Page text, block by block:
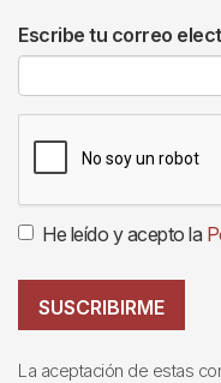
Escribe tu correo
He leído y acepto la
SUSCRIBIRME
La aceptación de estas